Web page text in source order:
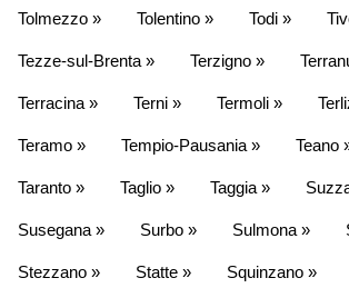
Tolmezzo » Tolentino » Todi »
Tezze-sul-Brenta » Terzigno »
Terracina » Terni » Termoli »
Teramo » Tempio-Pausania » Teano
Taranto » Taglio » Taggia »
Susegana » Surbo » Sulmona »
Stezzano » Statte » Squinzano »